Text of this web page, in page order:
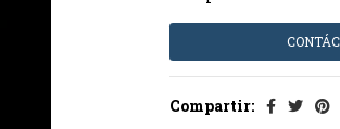
Compartir: